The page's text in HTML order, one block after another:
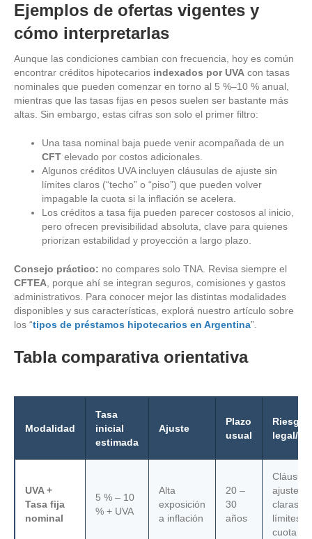
Ejemplos de ofertas vigentes y
cómo interpretarlas
Aunque las condiciones cambian con frecuencia, hoy es común
encontrar créditos hipotecarios indexados por UVA con tasas
nominales que pueden comenzar en torno al 5 %–10 % anual,
mientras que las tasas fijas en pesos suelen ser bastante más
altas. Sin embargo, estas cifras son solo el primer filtro:
Una tasa nominal baja puede venir acompañada de un
CFT elevado por costos adicionales.
Algunos créditos UVA incluyen cláusulas de ajuste sin
límites claros (“techo” o “piso”) que pueden volver
impagable la cuota si la inflación se acelera.
Los créditos a tasa fija pueden parecer costosos al inicio,
pero ofrecen previsibilidad absoluta, clave para quienes
priorizan estabilidad y proyección a largo plazo.
Consejo práctico: no compares solo TNA. Revisa siempre el
CFTEA, porque ahí se integran seguros, comisiones y gastos
administrativos. Para conocer mejor las distintas modalidades
disponibles y sus características, explorá nuestro artículo sobre
los “tipos de préstamos hipotecarios en Argentina”.
Tabla comparativa orientativa
Modalidad
Tasa
inicial
estimada
Ajuste
Plazo
usual
Riesgo
legal/
UVA +
Tasa fija
nominal
5 % – 10
% + UVA
Alta
exposición
a inflación
20 –
30
años
ajuste
claras,
límites;
cuota